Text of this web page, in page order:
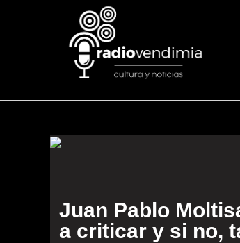
Juan Pablo
a criticar y si no,